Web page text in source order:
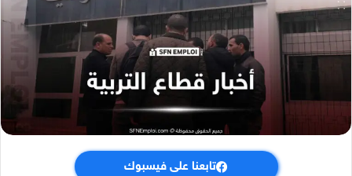
تابعنا على فيسبوك